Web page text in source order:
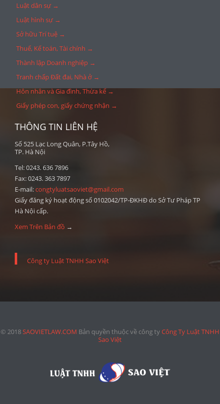
Luật dân sự →
Luật hình sự →
Sở hữu Trí tuệ →
Thuế, Kế toán, Tài chính →
Thành lập Doanh nghiệp →
Tranh chấp Đất đai, Nhà ở →
Hôn nhân và Gia đình, Thừa kế →
Giấy phép con, giấy chứng nhận →
THÔNG TIN LIÊN HỆ
Số 525 Lạc Long Quân, P.Tây Hồ,
TP. Hà Nội
Tel: 0243. 636 7896
Fax: 0243. 363 7897
E-mail:congtyluatsaoviet@gmail.com
Giấy đăng ký hoạt động số 0102042/TP-ĐKHĐ do Sở Tư Pháp TP
Hà Nội cấp.
Xem Trên Bản đồ →
Công ty Luật TNHH Sao Việt
© 2018SAOVIETLAW.COM Bản quyền thuộc về công tyCông Ty Luật TNHH
Sao Việt